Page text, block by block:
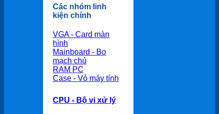
Các nhóm linh
kiện chính
VGA - Card màn
hình
Mainboard - Bo
mạch chủ
RAM PC
Case - Vỏ máy tính
CPU - Bộ vi xử lý